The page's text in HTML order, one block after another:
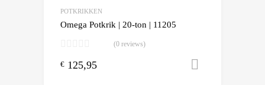
POTKRIKKEN
Omega Potkrik | 20-ton | 11205
(0 reviews)
€ 125,95